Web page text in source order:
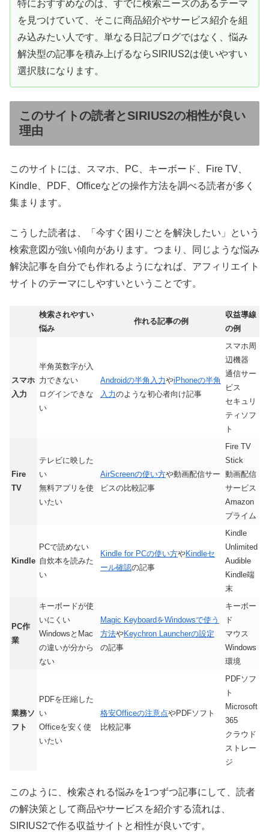
特におすすめなのは、すでに検索ニーズのあるテーマ
を見つけていて、そこに商品紹介やサービス紹介を組
み込みたい人です。単なる日記ブログではなく、悩み
解決型の記事を積み上げるならSIRIUS2は使いやすい
選択肢になります。
このサイトの読者とSIRIUS2の相性が良い
理由
このサイトには、スマホ、PC、キーボード、Fire TV、
Kindle、PDF、Officeなどの操作方法を調べる読者が多く
集まります。
こうした読者は、「今すぐ困りごとを解決したい」という
検索意図が強い傾向があります。つまり、同じような悩み
解決記事を自分でも作れるようになれば、アフィリエイト
サイトのテーマにしやすいということです。
検索されやすい
悩み
作れる記事の例
収益導線
の例
スマホ
入力
半角英数字が入
力できない
ログインできな
い
Androidの半角入力やiPhoneの半角
入力のような初心者向け記事
スマホ周
辺機器
通信サー
ビス
セキュリ
ティソフ
ト
Fire
TV
テレビに映した
い
無料アプリを使
いたい
AirScreenの使い方や動画配信サー
ビスの比較記事
Fire TV
Stick
動画配信
サービス
Amazon
プライム
Kindle
PCで読めない
自炊本を読みた
い
Kindle for PCの使い方やKindleセ
ール確認の記事
Kindle
Unlimited
Audible
Kindle端
末
PC作
業
キーボードが使
いにくい
WindowsとMac
の違いが分から
ない
Magic KeyboardをWindowsで使う
方法やKeychron Launcherの設定
の記事
キーボー
ド
マウス
Windows
環境
業務ソ
フト
PDFを圧縮した
い
Officeを安く使
いたい
格安Officeの注意点やPDFソフト
比較記事
PDFソフ
ト
Microsoft
365
クラウド
ストレー
ジ
このように、検索される悩みを1つずつ記事にして、読者
の解決策として商品やサービスを紹介する流れは、
SIRIUS2で作る収益サイトと相性が良いです。